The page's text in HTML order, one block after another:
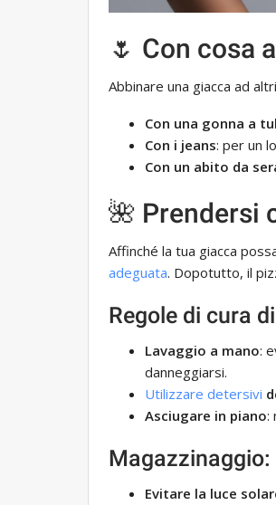
🌷 Con cosa
Abbinare una giacca ad
Con una gonna a
Con i jeans: per un
Con un abito da
🌺 Prendersi
Affinché la tua giacca
adeguata. Dopotutto, il
Regole di cura
Lavaggio a mano:
danneggiarsi.
Utilizzare detersivi
Asciugare in piano:
Magazzinaggio:
Evitare la luce